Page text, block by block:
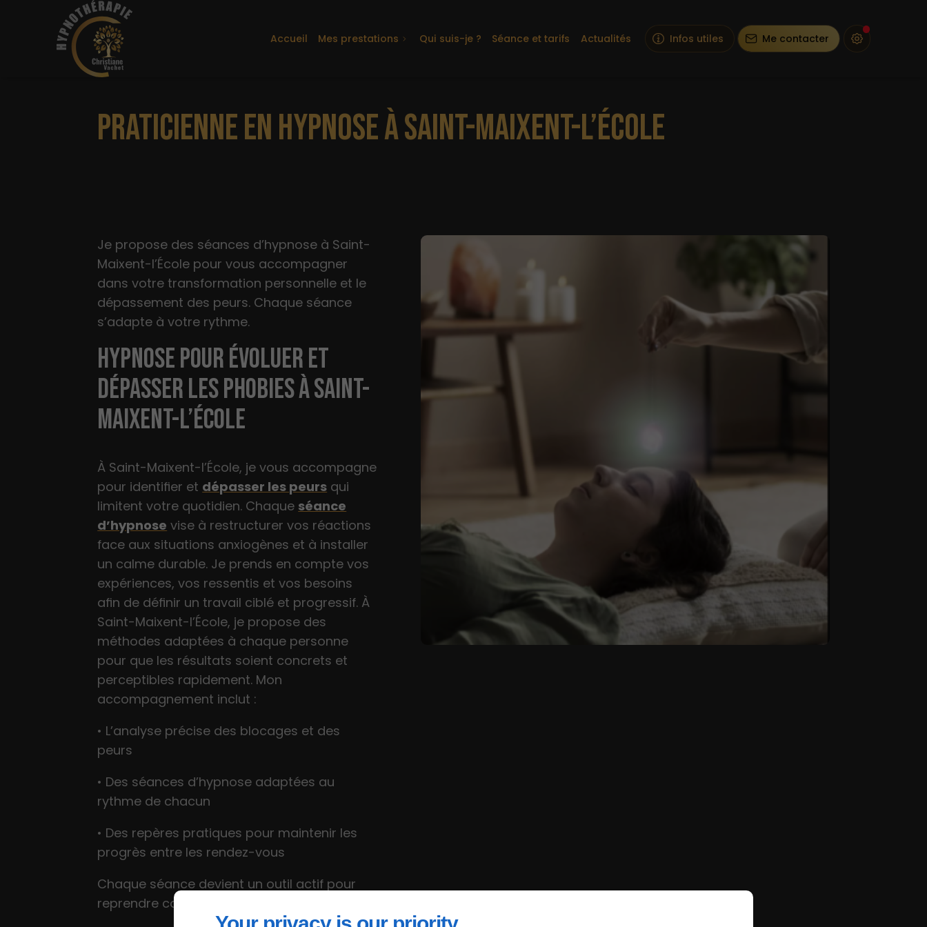
Accueil Mes prestations Qui suis-je ? Séance et tarifs Actualités Infos utiles Me contacter
PRATICIENNE EN HYPNOSE À SAINT-MAIXENT-L’ÉCOLE
Je propose des séances d’hypnose à Saint-
Maixent-l’École pour vous accompagner
dans votre transformation personnelle et le
dépassement des peurs. Chaque séance
s’adapte à votre rythme.
HYPNOSE POUR ÉVOLUER ET
DÉPASSER LES PHOBIES À SAINT-
MAIXENT-L’ÉCOLE
À Saint-Maixent-l’École, je vous accompagne
pour identifier et dépasser les peurs qui
limitent votre quotidien. Chaque séance
d’hypnose vise à restructurer vos réactions
face aux situations anxiogènes et à installer
un calme durable. Je prends en compte vos
expériences, vos ressentis et vos besoins
afin de définir un travail ciblé et progressif. À
Saint-Maixent-l’École, je propose des
méthodes adaptées à chaque personne
pour que les résultats soient concrets et
perceptibles rapidement. Mon
accompagnement inclut :
• L’analyse précise des blocages et des
peurs
• Des séances d’hypnose adaptées au
rythme de chacun
• Des repères pratiques pour maintenir les
progrès entre les rendez-vous
Chaque séance devient un outil actif pour
reprendre confiance et sérénité.